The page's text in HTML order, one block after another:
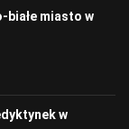
białe miasto w
w